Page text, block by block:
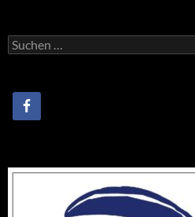
Suchen
nach: